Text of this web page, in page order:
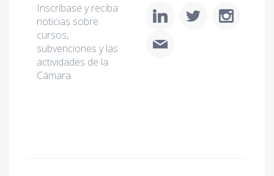
Inscríbase y reciba
noticias sobre
cursos,
subvenciones y las
actividades de la
Cámara.